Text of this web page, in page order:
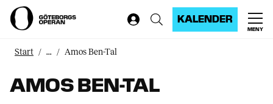
KALENDER
MENY
Start ... Amos Ben-Tal
AMOS BEN-TAL